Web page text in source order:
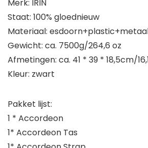
Merk: IRIN
Staat: 100% gloednieuw
Materiaal:
Gewicht: ca. 7500g/264,6 oz
Afmetingen: ca. 41 * 39 * 18,5cm/
Kleur: zwart
Pakket lijst:
1 * Accordeon
1* Accordeon Tas